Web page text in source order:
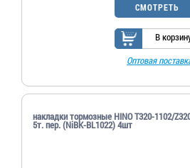
СМОТРЕТЬ
В
Оптовая
накладки тормозные HINO T320-1102/
5т. пер. (NiBK-BL1022) 4шт